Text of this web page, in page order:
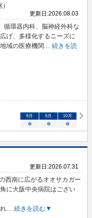
更新日:2026.08.03
循環器内科、脳神経外科な
げ、多様化するニーズに
域の医療機関
続きを読
8 月 9 月 10月
○ ○ ○
更新日:2026.07.31
西南に広がるオオサカガー
に大阪中央病院はござい
... 続きを読む▼